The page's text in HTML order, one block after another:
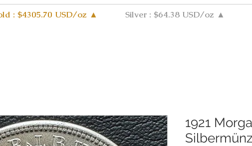
: $4305.70 USD/oz ▲ Silver : $64.38 USD/oz ▲
1921